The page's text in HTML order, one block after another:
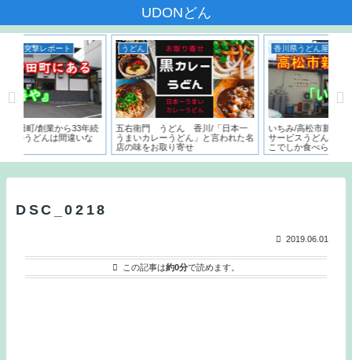
UDONどん
衛門 うどん 香川/「日本一
いカレーうどん」と言われた名
香川県うどん屋突撃レポート
いちみ/高松市新北町/朝7時からの
サービスうどんはなんと150円。こ
こでしか食べられないフカの天ぷら
とは？？
うどん
香川高松の飲
決まり！営業
店
DSC_0218
2019.06.01
この記事は約0分で読めます。